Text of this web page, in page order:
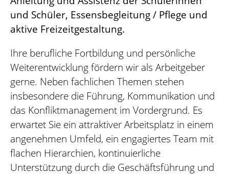
und Schüler, Essensbegleitung / Pflege und
aktive Freizeitgestaltung.
Ihre berufliche Fortbildung und persönliche
Weiterentwicklung fördern wir als Arbeitgeber
gerne. Neben fachlichen Themen stehen
insbesondere die Führung, Kommunikation und
das Konfliktmanagement im Vordergrund. Es
erwartet Sie ein attraktiver Arbeitsplatz in einem
angenehmen Umfeld, ein engagiertes Team mit
flachen Hierarchien, kontinuierliche
Unterstützung durch die Geschäftsführung und